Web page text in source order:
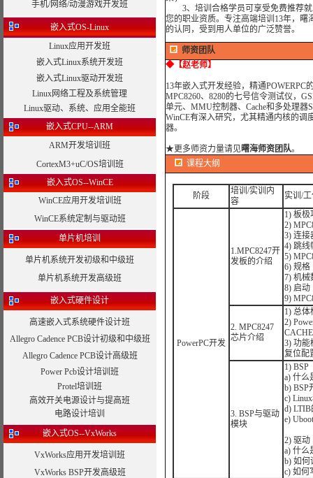
手机/网络/动漫游戏开发班
嵌入式OS-Linux
Linux应用开发班
嵌入式Linux系统开发班
嵌入式Linux驱动开发班
Linux网络工程及系统管理
Linux驱动、系统、应用全能班
嵌入式CPU--ARM
ARM开发培训班
CortexM3+uC/OS培训班
嵌入式OS--WinCE
WinCE应用开发培训班
WinCE系统定制与驱动班
单片机培训
单片机系统开发初级和中级班
单片机系统开发高级班
嵌入式硬件设计
高速嵌入式系统硬件设计班
Allegro Cadence PCB设计初级和中级班
Allegro Cadence PCB设计高级班
Power Pcb设计培训班
Protel培训班
高效开关电源设计与提高班
电路设计培训
嵌入式OS--VxWorks
VxWorks应用开发培训班
VxWorks BSP开发高级班
3、培训合格学员可享受免费推荐就
您的职业资质。专注高端培训13年，
的认同，受到用人单位的广泛赞誉。
师资团队
◆【赵老师】
13年嵌入式开发经验，精通POWERPC
MPC8260、8280的七号信令测试仪，
单元、MMU控制器、Cache和多处理
WinCE有深入研究，尤其精通内核的调
器。
★更多师资力量请见曙海师资团队。
课程大纲
阶段
培训/实训内
容
实训/
PowerPC开发
1.MPC8247开
发板的介绍
1) 板极
2)
3) 连接
4) 跳线
5)
6) 规格
7) 机械
8) 启动
9)
2. MPC8247
芯片介绍
1) 总体
2)
3) 功能
复位配
3. BSP与驱动
模块
1) BSP
a) 什么
b) BSP
c)
d)
e)
2) 驱动
a) 什么
b) 如何
c) 如何